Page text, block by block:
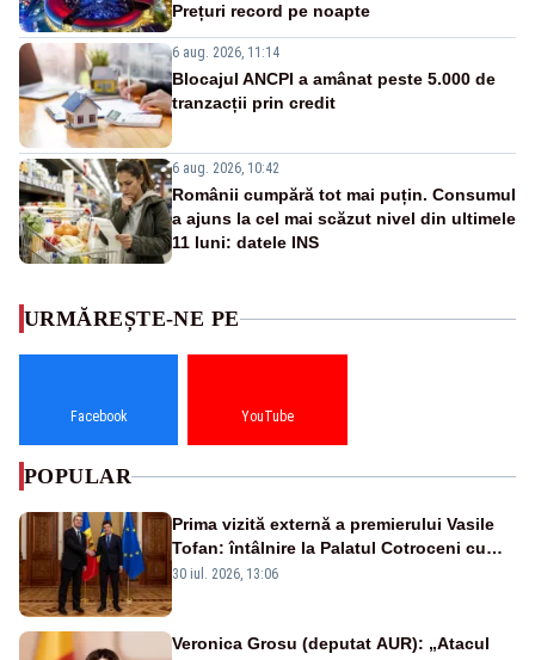
Prețuri record pe noapte
6 aug. 2026, 11:14
Blocajul ANCPI a amânat peste 5.000 de
tranzacții prin credit
6 aug. 2026, 10:42
Românii cumpără tot mai puțin. Consumul
a ajuns la cel mai scăzut nivel din ultimele
11 luni: datele INS
URMĂREȘTE-NE PE
Facebook YouTube
POPULAR
Prima vizită externă a premierului Vasile
Tofan: întâlnire la Palatul Cotroceni cu
președintele Nicușor Dan
30 iul. 2026, 13:06
Veronica Grosu (deputat AUR): „Atacul